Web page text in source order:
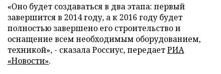
«Оно будет создаваться в два этапа: первый
завершится в 2014 году, а к 2016 году будет
полностью завершено его строительство и
оснащение всем необходимым оборудованием,
техникой», - сказала Россиус, передаетРИА
«Новости».